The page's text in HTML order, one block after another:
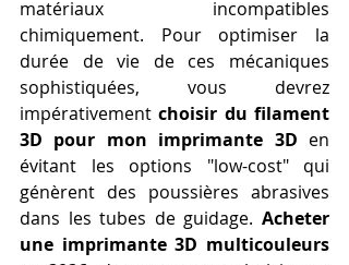
matériaux incompatibles
chimiquement. Pour optimiser la
durée de vie de ces mécaniques
sophistiquées, vous devrez
impérativement choisir du filament
3D pour mon imprimante 3D en
évitant les options "low-cost" qui
génèrent des poussières abrasives
dans les tubes de guidage. Acheter
une imprimante 3D multicouleurs